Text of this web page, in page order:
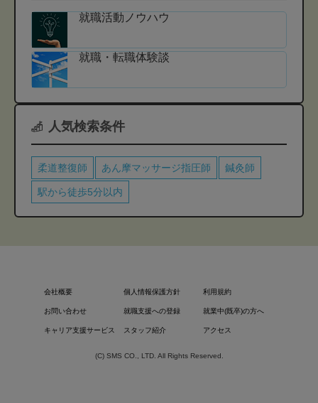
就職活動ノウハウ
就職・転職体験談
人気検索条件
柔道整復師 あん摩マッサージ指圧師 鍼灸師
駅から徒歩5分以内
会社概要 個人情報保護方針 利用規約
お問い合わせ 就職支援への登録 就業中(既卒)の方へ
キャリア支援サービス スタッフ紹介 アクセス
(C) SMS CO., LTD. All Rights Reserved.